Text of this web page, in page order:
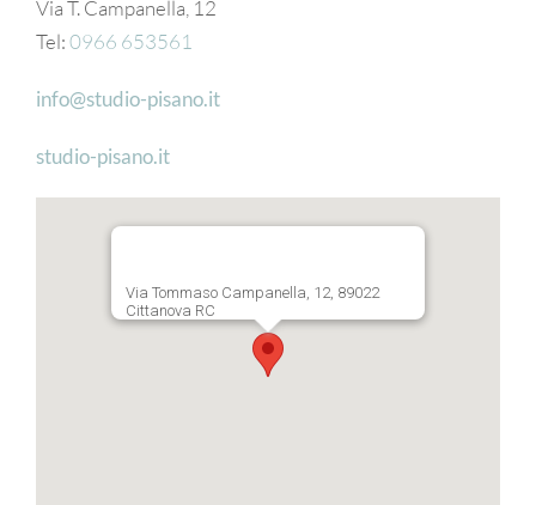
Via T. Campanella, 12
Tel:0966 653561
info@studio-pisano.it
studio-pisano.it
Via Tommaso Campanella, 12, 89022
Cittanova RC